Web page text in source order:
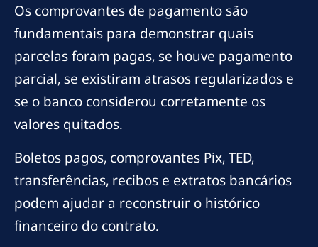
Os comprovantes de pagamento são
fundamentais para demonstrar quais
parcelas foram pagas, se houve pagamento
parcial, se existiram atrasos regularizados e
se o banco considerou corretamente os
valores quitados.
Boletos pagos, comprovantes Pix, TED,
transferências, recibos e extratos bancários
podem ajudar a reconstruir o histórico
financeiro do contrato.